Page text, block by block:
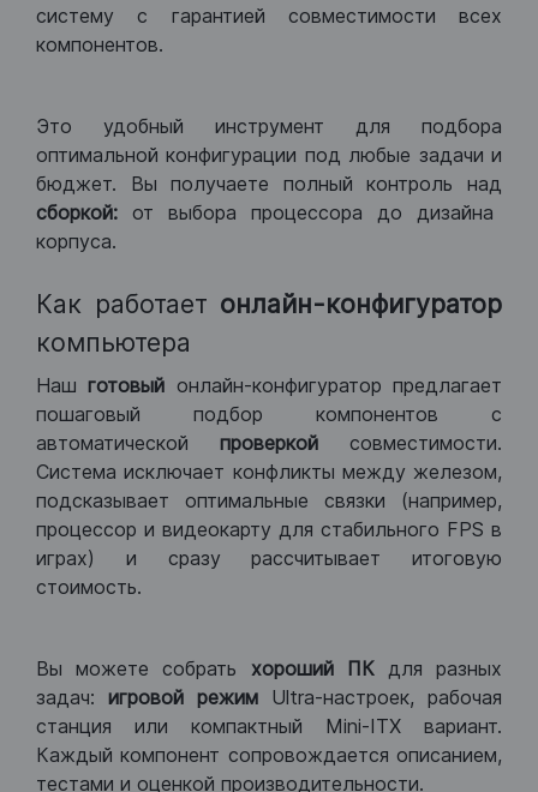
систему с гарантией совместимости всех
компонентов.
Это удобный инструмент для подбора
оптимальной конфигурации под любые задачи и
бюджет. Вы получаете полный контроль над
сборкой: от выбора процессора до дизайна
корпуса.
Как работает онлайн-конфигуратор
компьютера
Нашготовый онлайн-конфигуратор предлагает
пошаговый подбор компонентов с
автоматической проверкой совместимости.
Система исключает конфликты между железом,
подсказывает оптимальные связки (например,
процессор и видеокарту для стабильного FPS в
играх) и сразу рассчитывает итоговую
стоимость.
Вы можете собрать хороший ПКдля разных
задач: игровой режим Ultra-настроек, рабочая
станция или компактный Mini-ITX вариант.
Каждый компонент сопровождается описанием,
тестами и оценкой производительности.